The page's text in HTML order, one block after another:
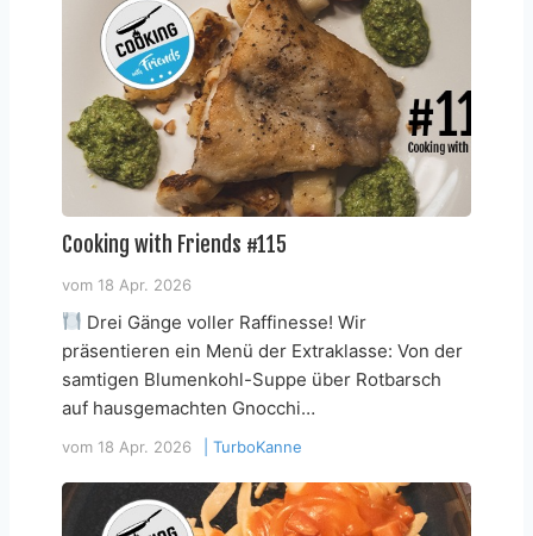
Cooking with Friends #115
vom 18 Apr. 2026
Drei Gänge voller Raffinesse! Wir
präsentieren ein Menü der Extraklasse: Von der
samtigen Blumenkohl-Suppe über Rotbarsch
auf hausgemachten Gnocchi…
vom 18 Apr. 2026 TurboKanne